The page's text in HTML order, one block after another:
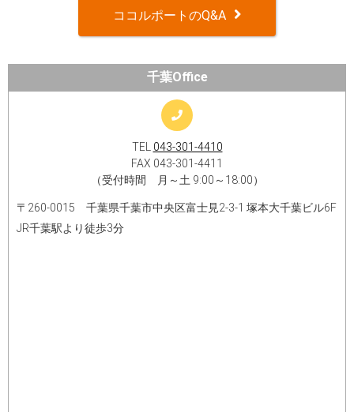
ココルポートのQ&A
千葉Office
TEL 043-301-4410
FAX 043-301-4411
（受付時間 月～土 9:00～18:00）
〒260-0015 千葉県千葉市中央区富士見2-3-1 塚本大千葉ビル6F
JR千葉駅より徒歩3分